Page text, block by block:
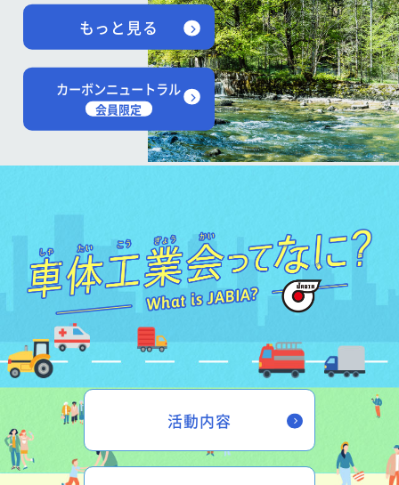
もっと見る
カーボンニュートラル
会員限定
活動内容